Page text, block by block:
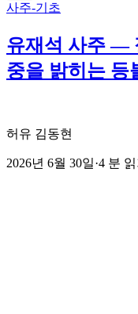
사주-기초
유재석 사주 —
중을 밝히는 등
허유 김동현
2026년 6월 30일·4 분 읽